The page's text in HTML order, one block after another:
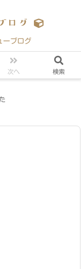
ログ
ーブログ
次へ 検索